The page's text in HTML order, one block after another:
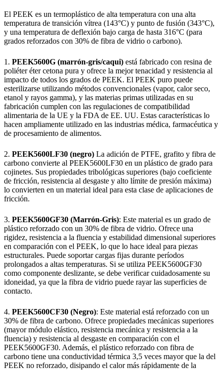
El PEEK es un termoplástico de alta temperatura con una alta
temperatura de transición vítrea (143°C) y punto de fusión (343°C),
y una temperatura de deflexión bajo carga de hasta 316°C (para
grados reforzados con 30% de fibra de vidrio o carbono).
1. PEEK5600G (marrón-gris/caqui) está fabricado con resina de
poliéter éter cetona pura y ofrece la mejor tenacidad y resistencia al
impacto de todos los grados de PEEK. El PEEK puro puede
esterilizarse utilizando métodos convencionales (vapor, calor seco,
etanol y rayos gamma), y las materias primas utilizadas en su
fabricación cumplen con las regulaciones de compatibilidad
alimentaria de la UE y la FDA de EE. UU. Estas características lo
hacen ampliamente utilizado en las industrias médica, farmacéutica y
de procesamiento de alimentos.
2. PEEK5600LF30 (negro) La adición de PTFE, grafito y fibra de
carbono convierte al PEEK5600LF30 en un plástico de grado para
cojinetes. Sus propiedades tribológicas superiores (bajo coeficiente
de fricción, resistencia al desgaste y alto límite de presión máxima)
lo convierten en un material ideal para esta clase de aplicaciones de
fricción.
3. PEEK5600GF30 (Marrón-Gris): Este material es un grado de
plástico reforzado con un 30% de fibra de vidrio. Ofrece una
rigidez, resistencia a la fluencia y estabilidad dimensional superiores
en comparación con el PEEK, lo que lo hace ideal para piezas
estructurales. Puede soportar cargas fijas durante períodos
prolongados a altas temperaturas. Si se utiliza PEEK5600GF30
como componente deslizante, se debe verificar cuidadosamente su
idoneidad, ya que la fibra de vidrio puede rayar las superficies de
contacto.
4. PEEK5600CF30 (Negro): Este material está reforzado con un
30% de fibra de carbono. Ofrece propiedades mecánicas superiores
(mayor módulo elástico, resistencia mecánica y resistencia a la
fluencia) y resistencia al desgaste en comparación con el
PEEK5600GF30. Además, el plástico reforzado con fibra de
carbono tiene una conductividad térmica 3,5 veces mayor que la del
PEEK no reforzado, disipando el calor más rápidamente de la